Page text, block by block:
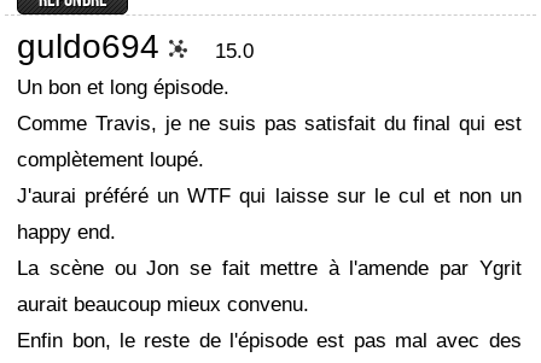
guldo694
15.0
Un bon et long épisode.
Comme Travis, je ne suis pas satisfait du final qui est
complètement loupé.
J'aurai préféré un WTF qui laisse sur le cul et non un
happy end.
La scène ou Jon se fait mettre à l'amende par Ygrit
aurait beaucoup mieux convenu.
Enfin bon, le reste de l'épisode est pas mal avec des